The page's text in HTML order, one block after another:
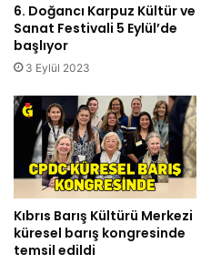
6. Doğancı Karpuz Kültür ve
Sanat Festivali 5 Eylül’de
başlıyor
3 Eylül 2023
Kıbrıs Barış Kültürü Merkezi
küresel barış kongresinde
temsil edildi